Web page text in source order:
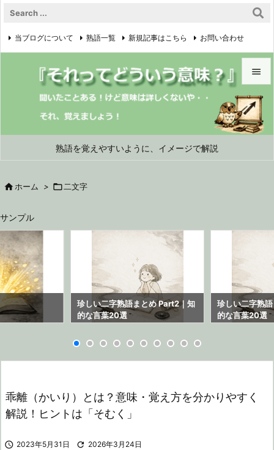
熟語を覚えやすいように、イメージで解説


メニュ


当ブログについて 熟語一覧 新規記事はこちら お問い合わせ
プライバシーポリシー 
 ホーム >  二文字
サンプル
珍しい二字熟語まとめ Part2｜知
的な言葉20選
珍しい二字熟
的な言葉20選
乖離（かいり）とは？意味・覚え方を分かりやすく
解説！ヒントは「そむく」
 2023年5月31日  2026年3月24日